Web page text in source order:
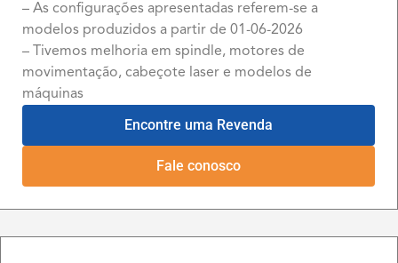
– As configurações apresentadas referem-se a
modelos produzidos a partir de 01-06-2026
– Tivemos melhoria em spindle, motores de
movimentação, cabeçote laser e modelos de
máquinas
Encontre uma Revenda
Fale conosco